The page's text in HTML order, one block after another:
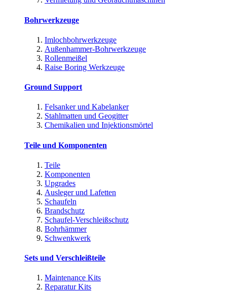
Bohrwerkzeuge
Imlochbohrwerkzeuge
Außenhammer-Bohrwerkzeuge
Rollenmeißel
Raise Boring Werkzeuge
Ground Support
Felsanker und Kabelanker
Stahlmatten und Geogitter
Chemikalien und Injektionsmörtel
Teile und Komponenten
Teile
Komponenten
Upgrades
Ausleger und Lafetten
Schaufeln
Brandschutz
Schaufel-Verschleißschutz
Bohrhämmer
Schwenkwerk
Sets und Verschleißteile
Maintenance Kits
Reparatur Kits